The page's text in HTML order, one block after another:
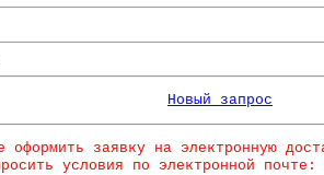
Новый запрос
оформить заявку на электронную
условия по электронной почте: